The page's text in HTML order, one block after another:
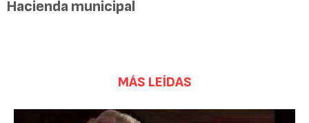
Hacienda municipal
MÁS LEÍDAS